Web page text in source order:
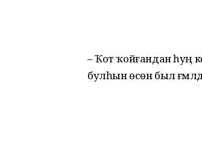
– Ҡот ҡойғандан һуң
булһын өсөн был